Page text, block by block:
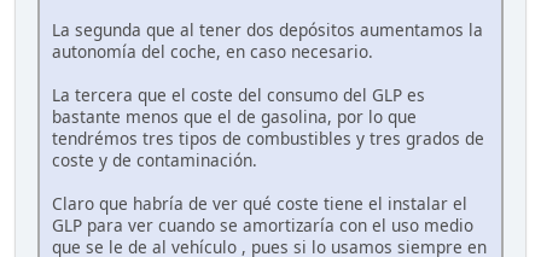
La segunda que al tener dos depósitos aumentamos la
autonomía del coche, en caso necesario.
La tercera que el coste del consumo del GLP es
bastante menos que el de gasolina, por lo que
tendrémos tres tipos de combustibles y tres grados de
coste y de contaminación.
Claro que habría de ver qué coste tiene el instalar el
GLP para ver cuando se amortizaría con el uso medio
que se le de al vehículo , pues si lo usamos siempre en